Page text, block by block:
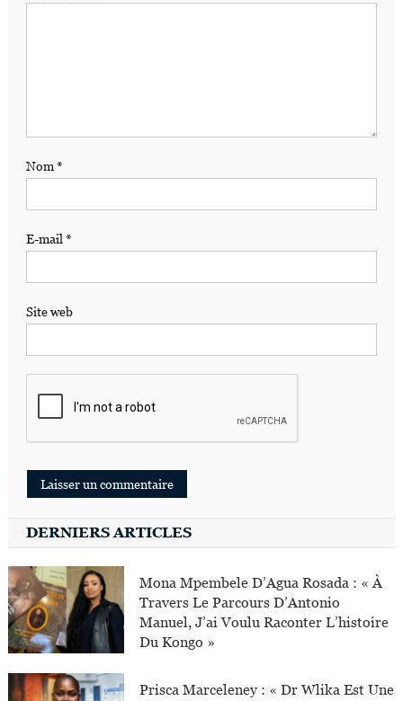
Nom*
E-mail *
Site web
DERNIERS ARTICLES
Mona Mpembele D’Agua Rosada : « À
Travers Le Parcours D’Antonio
Manuel, J’ai Voulu Raconter L’histoire
Du Kongo »
Prisca Marceleney : « Dr Wlika Est Une